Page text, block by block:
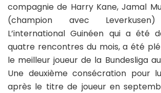
compagnie de Harry Kane, Jamal
(champion avec
L’international Guinéen qui a été
quatre rencontres du mois, a été
le meilleur joueur de la Bundesliga
Une deuxième consécration pour
après le titre de joueur en